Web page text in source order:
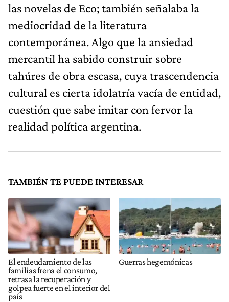
las novelas de Eco; también señalaba la
mediocridad de la literatura
contemporánea. Algo que la ansiedad
mercantil ha sabido construir sobre
tahúres de obra escasa, cuya trascendencia
cultural es cierta idolatría vacía de entidad,
cuestión que sabe imitar con fervor la
realidad política argentina.
TAMBIÉN TE PUEDE INTERESAR
El endeudamiento de las
familias frena el consumo,
retrasa la recuperación y
golpea fuerte en el interior del
país
Guerras hegemónicas